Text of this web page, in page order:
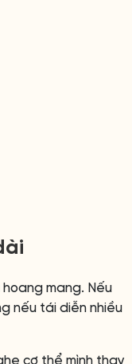
mang. Nếu
nếu tái diễn nhiều
cơ thể mình thay